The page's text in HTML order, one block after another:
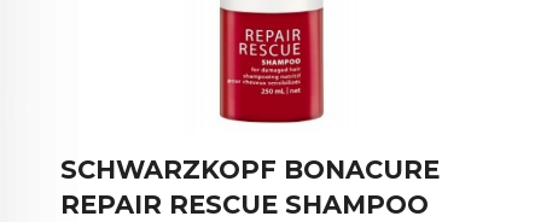
SCHWARZKOPF BONACURE
REPAIR RESCUE SHAMPOO